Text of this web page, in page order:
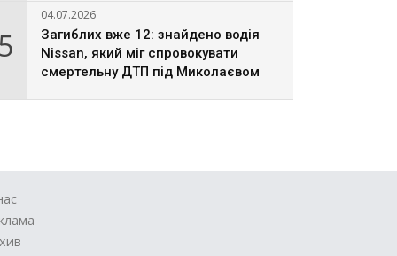
5
04.07.2026
Загиблих вже 12: знайдено водія
Nissan, який міг спровокувати
смертельну ДТП під Миколаєвом